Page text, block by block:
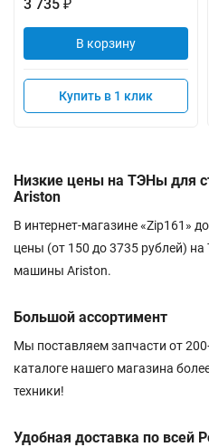
3 735 ₽
В корзину
Купить в 1 клик
Низкие цены на ТЭНы для
Ariston
В интернет-магазине «Zip161»
цены (от 150 до 3735 рублей)
машины Ariston.
Большой ассортимент
Мы поставляем запчасти от
каталоге нашего магазина
техники!
Удобная доставка по всей